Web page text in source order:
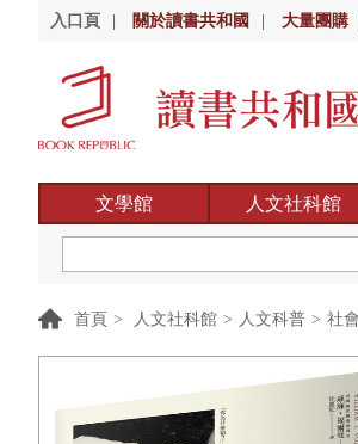
入口頁 關於讀書共和國 大量團購
文學館 人文社科館
首頁 > 人文社科館 > 人文科普 > 社